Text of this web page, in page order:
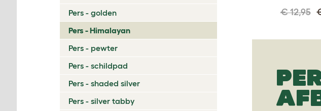
Pers - golden
Pers - Himalayan
Pers - pewter
Pers - schildpad
Pers - shaded silver
Pers - silver tabby
€ 12,95